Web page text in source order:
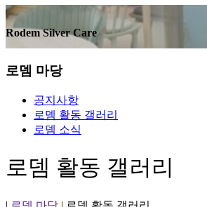
Rodem Silver Care
로뎀 마당
공지사항
로뎀 활동 갤러리
로뎀 소식
로뎀 활동 갤러리